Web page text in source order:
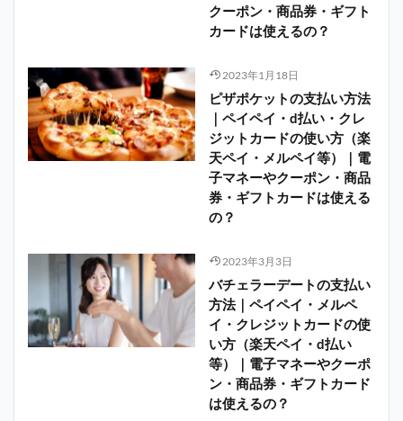
クーポン・商品券・ギフト
カードは使えるの？
2023年1月18日
ピザポケットの支払い方法
｜ペイペイ・d払い・クレ
ジットカードの使い方（楽
天ペイ・メルペイ等）｜電
子マネーやクーポン・商品
券・ギフトカードは使える
の？
2023年3月3日
バチェラーデートの支払い
方法｜ペイペイ・メルペ
イ・クレジットカードの使
い方（楽天ペイ・d払い
等）｜電子マネーやクーポ
ン・商品券・ギフトカード
は使えるの？